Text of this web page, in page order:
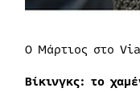
Ο Μάρτιος στο
Βίκινγκς: το